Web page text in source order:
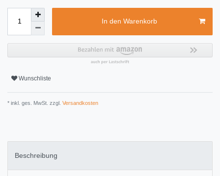
In den Warenkorb
Wunschliste
* inkl. ges. MwSt. zzgl. Versandkosten
Beschreibung